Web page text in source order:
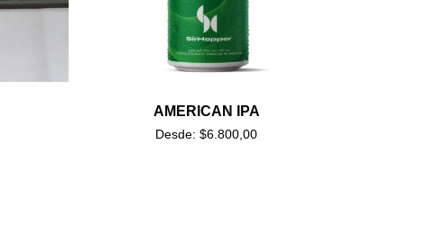
AMERICAN IPA
Desde: $6.800,00